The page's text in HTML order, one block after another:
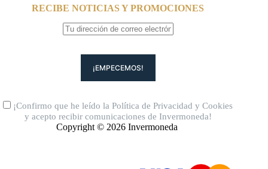
RECIBE NOTICIAS Y PROMOCIONES
¡Confirmo que he leído laPolítica de Privacidad yCookies
y acepto recibir comunicaciones de Invermoneda!
Copyright © 2026 Invermoneda